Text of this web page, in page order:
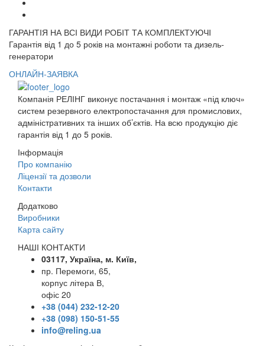
ГАРАНТІЯ НА ВСІ ВИДИ РОБІТ ТА КОМПЛЕКТУЮЧІ
Гарантія від 1 до 5 років на монтажні роботи та дизель-
генератори
ОНЛАЙН-ЗАЯВКА
Компанія РЕЛІНГ виконує постачання і монтаж «під ключ»
систем резервного електропостачання для промислових,
адміністративних та інших об’єктів. На всю продукцію діє
гарантія від 1 до 5 років.
Інформація
Про компанію
Ліцензії та дозволи
Контакти
Додатково
Виробники
Карта сайту
НАШІ КОНТАКТИ
03117, Україна, м. Київ,
пр. Перемоги, 65,
корпус літера В,
офіс 20
+38 (044) 232-12-20
+38 (098) 150-51-55
info@reling.ua